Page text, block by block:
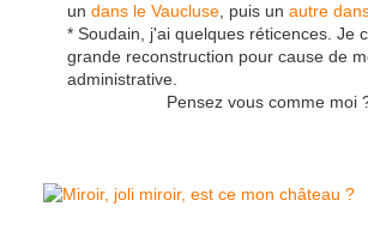
un dans le Vaucluse , puis un autre
* Soudain, j'ai quelques réticences. Je
grande reconstruction pour cause de
administrative.
Pensez vous comme moi